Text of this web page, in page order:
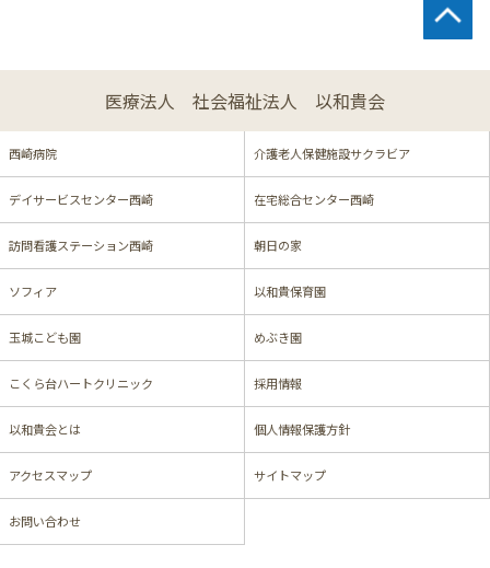
医療法人 社会福祉法人 以和貴会
西崎病院 介護老人保健施設サクラビア
デイサービスセンター西崎 在宅総合センター西崎
訪問看護ステーション西崎 朝日の家
ソフィア 以和貴保育園
玉城こども園 めぶき園
こくら台ハートクリニック 採用情報
以和貴会とは 個人情報保護方針
アクセスマップ サイトマップ
お問い合わせ